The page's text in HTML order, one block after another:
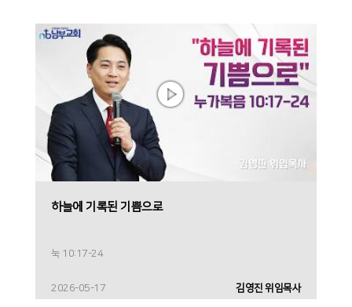
하늘에 기록된 기쁨으로
눅 10:17-24
2026-05-17 김영진 위임목사